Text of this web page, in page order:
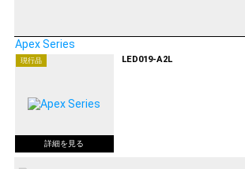
Apex Series
現行品 LED019-A2L